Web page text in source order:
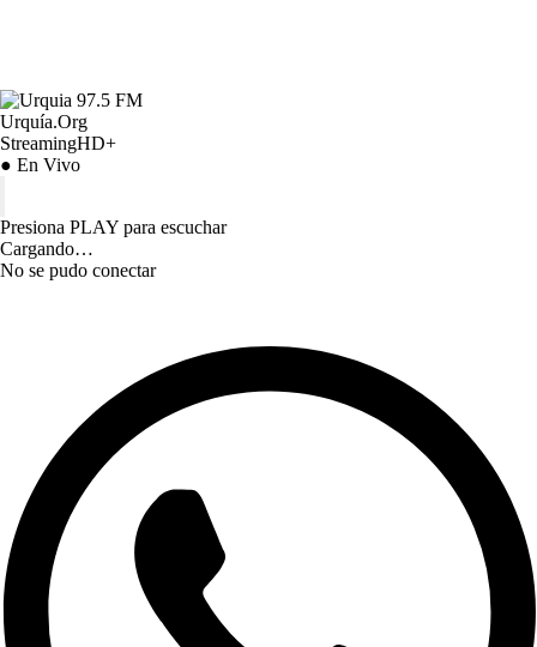
Urquía.Org
StreamingHD+
● En Vivo
Presiona PLAY para escuchar
Cargando…
No se pudo conectar